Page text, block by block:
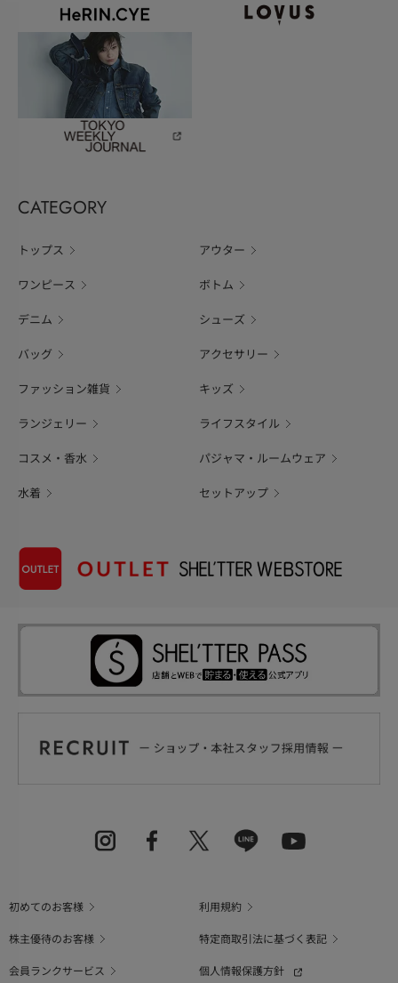
CATEGORY
トップス アウター
ワンピース ボトム
デニム シューズ
バッグ アクセサリー
ファッション雑貨 キッズ
ランジェリー ライフスタイル
コスメ・香水 パジャマ・ルームウェア
水着 セットアップ
初めてのお客様
利用規約
株主優待のお客様
特定商取引法に基づく表記
会員ランクサービス
個人情報保護方針